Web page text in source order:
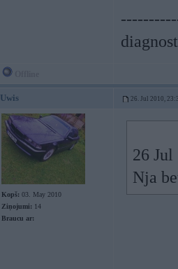
Uwis 26. Jul 2010,
Kopš: 03. May 2010
Ziņojumi: 14
Braucu ar:
26
Nja